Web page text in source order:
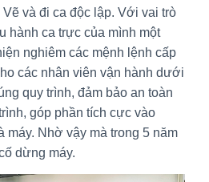
và đi ca độc lập. Với vai trò
hành ca trực của mình một
nghiêm các mệnh lệnh cấp
các nhân viên vận hành dưới
quy trình, đảm bảo an toàn
góp phần tích cực vào
máy. Nhờ vậy mà trong 5 năm
dừng máy.